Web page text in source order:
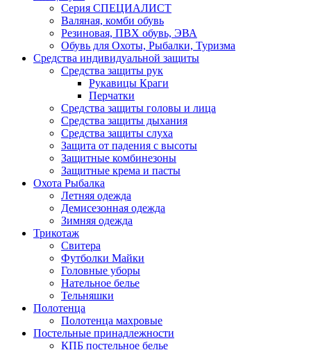
Серия СПЕЦИАЛИСТ
Валяная, комби обувь
Резиновая, ПВХ обувь, ЭВА
Обувь для Охоты, Рыбалки, Туризма
Средства индивидуальной защиты
Средства защиты рук
Рукавицы Краги
Перчатки
Средства защиты головы и лица
Средства защиты дыхания
Средства защиты слуха
Защита от падения с высоты
Защитные комбинезоны
Защитные крема и пасты
Охота Рыбалка
Летняя одежда
Демисезонная одежда
Зимняя одежда
Трикотаж
Свитера
Футболки Майки
Головные уборы
Нательное белье
Тельняшки
Полотенца
Полотенца махровые
Постельные принадлежности
КПБ постельное белье